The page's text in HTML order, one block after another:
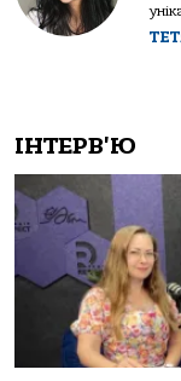
ІНТЕРВ'Ю